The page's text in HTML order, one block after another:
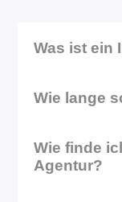
Was ist ein
Wie lange
Wie finde
Agentur?